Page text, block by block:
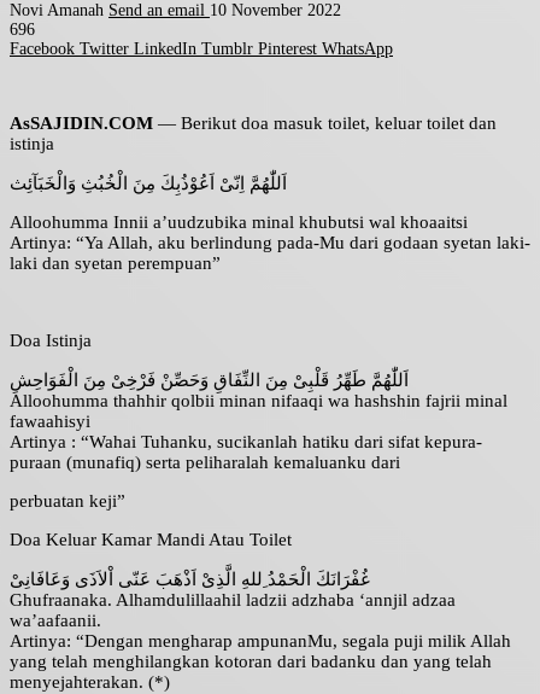
Novi Amanah Send an email 10 November 2022
696
Facebook Twitter LinkedIn Tumblr Pinterest WhatsApp
AsSAJIDIN.COM — Berikut doa masuk toilet, keluar toilet dan
istinja
اَللّٰهُمَّ اِنّىْ اَعُوْذُبِكَ مِنَ الْخُبُثِ وَالْخَبَآئِث
Alloohumma Innii a’uudzubika minal khubutsi wal khoaaitsi
Artinya: “Ya Allah, aku berlindung pada-Mu dari godaan syetan laki-
laki dan syetan perempuan”
Doa Istinja
اَللّٰهُمَّ طَهِّرُ قَلْبِىْ مِنَ النِّفَاقِ وَحَصِّنْ فَرْخِىْ مِنَ الْفَوَاحِشِ
Alloohumma thahhir qolbii minan nifaaqi wa hashshin fajrii minal
fawaahisyi
Artinya : “Wahai Tuhanku, sucikanlah hatiku dari sifat kepura-
puraan (munafiq) serta peliharalah kemaluanku dari
perbuatan keji”
Doa Keluar Kamar Mandi Atau Toilet
غُفْرَانَكَ الْحَمْدُ ِللهِ الَّذِىْ اَذْهَبَ عَنّى اْلاَذَى وَعَافَانِىْ
Ghufraanaka. Alhamdulillaahil ladzii adzhaba ‘annjil adzaa
wa’aafaanii.
Artinya: “Dengan mengharap ampunanMu, segala puji milik Allah
yang telah menghilangkan kotoran dari badanku dan yang telah
menyejahterakan. (*)